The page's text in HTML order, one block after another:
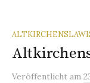
Veröffentlicht am